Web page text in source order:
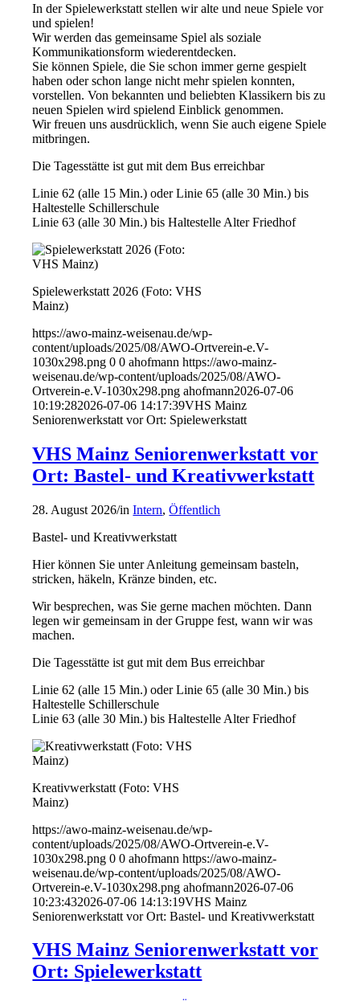
In der Spielewerkstatt stellen wir alte und neue Spiele vor
und spielen!
Wir werden das gemeinsame Spiel als soziale
Kommunikationsform wiederentdecken.
Sie können Spiele, die Sie schon immer gerne gespielt
haben oder schon lange nicht mehr spielen konnten,
vorstellen. Von bekannten und beliebten Klassikern bis zu
neuen Spielen wird spielend Einblick genommen.
Wir freuen uns ausdrücklich, wenn Sie auch eigene Spiele
mitbringen.
Die Tagesstätte ist gut mit dem Bus erreichbar
Linie 62 (alle 15 Min.) oder Linie 65 (alle 30 Min.) bis
Haltestelle Schillerschule
Linie 63 (alle 30 Min.) bis Haltestelle Alter Friedhof
Spielewerkstatt 2026 (Foto: VHS
Mainz)
https://awo-mainz-weisenau.de/wp-
content/uploads/2025/08/AWO-Ortverein-e.V-
1030x298.png 0 0 ahofmann https://awo-mainz-
weisenau.de/wp-content/uploads/2025/08/AWO-
Ortverein-e.V-1030x298.png ahofmann2026-07-06
10:19:282026-07-06 14:17:39VHS Mainz
Seniorenwerkstatt vor Ort: Spielewerkstatt
VHS Mainz Seniorenwerkstatt vor
Ort: Bastel- und Kreativwerkstatt
28. August 2026/inIntern,Öffentlich
Bastel- und Kreativwerkstatt
Hier können Sie unter Anleitung gemeinsam basteln,
stricken, häkeln, Kränze binden, etc.
Wir besprechen, was Sie gerne machen möchten. Dann
legen wir gemeinsam in der Gruppe fest, wann wir was
machen.
Die Tagesstätte ist gut mit dem Bus erreichbar
Linie 62 (alle 15 Min.) oder Linie 65 (alle 30 Min.) bis
Haltestelle Schillerschule
Linie 63 (alle 30 Min.) bis Haltestelle Alter Friedhof
Kreativwerkstatt (Foto: VHS
Mainz)
https://awo-mainz-weisenau.de/wp-
content/uploads/2025/08/AWO-Ortverein-e.V-
1030x298.png 0 0 ahofmann https://awo-mainz-
weisenau.de/wp-content/uploads/2025/08/AWO-
Ortverein-e.V-1030x298.png ahofmann2026-07-06
10:23:432026-07-06 14:13:19VHS Mainz
Seniorenwerkstatt vor Ort: Bastel- und Kreativwerkstatt
VHS Mainz Seniorenwerkstatt vor
Ort: Spielewerkstatt